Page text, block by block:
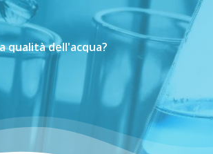
qualitàdell'acqua?